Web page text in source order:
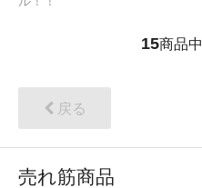
15商品中
戻る
売れ筋商品